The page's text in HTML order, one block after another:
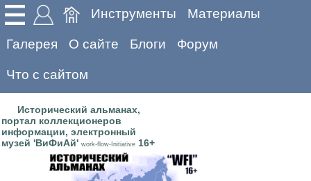
Инструменты Материалы
Галерея О сайте Блоги Форум
Что с сайтом
Исторический альманах,
портал коллекционеров
информации, электронный
музей 'ВиФиАй' work-flow-Initiative 16+